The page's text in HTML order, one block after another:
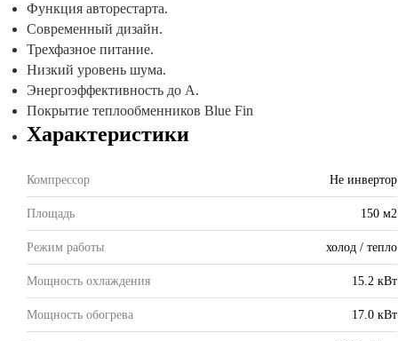
Функция авторестарта.
Современный дизайн.
Трехфазное питание.
Низкий уровень шума.
Энергоэффективность до A.
Покрытие теплообменников Blue Fin
Характеристики
Компрессор Не инвертор
Площадь 150 м2
Режим работы холод / тепло
Мощность охлаждения 15.2 кВт
Мощность обогрева 17.0 кВт